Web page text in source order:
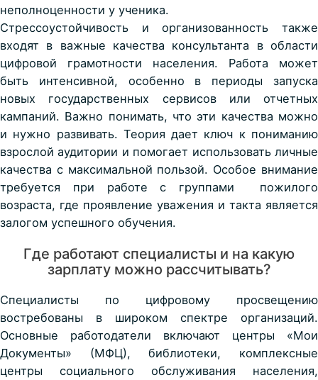
неполноценности у ученика.
Стрессоустойчивость и организованность также
входят в важные качества консультанта в области
цифровой грамотности населения. Работа может
быть интенсивной, особенно в периоды запуска
новых государственных сервисов или отчетных
кампаний. Важно понимать, что эти качества можно
и нужно развивать. Теория дает ключ к пониманию
взрослой аудитории и помогает использовать личные
качества с максимальной пользой. Особое внимание
требуется при работе с группами
пожилого
возраста, где проявление уважения и такта является
залогом успешного обучения.
Где работают специалисты и на какую
зарплату можно рассчитывать?
Специалисты по цифровому просвещению
востребованы в широком спектре организаций.
Основные работодатели включают центры «Мои
Документы» (МФЦ), библиотеки, комплексные
центры социального обслуживания населения,